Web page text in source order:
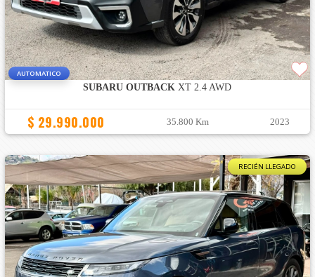
AUTOMATICO
SUBARU OUTBACK XT 2.4 AWD
$ 29.990.000 35.800 Km 2023
RECIÉN LLEGADO